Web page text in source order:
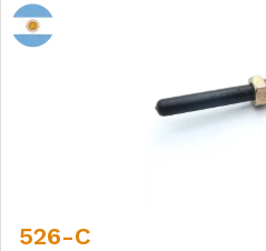
526-C